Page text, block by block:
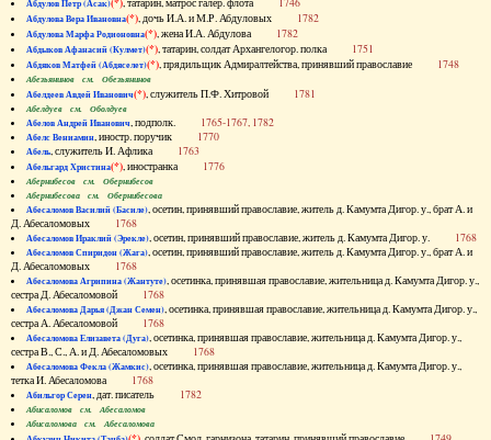
Абдулов Петр (Асак) , татарин, матрос галер. флота 1746
Абдулова Вера Ивановна(*), дочь И.А. и М.Р. Абдуловых 1782
Абдулова Марфа Родионовна(*), жена И.А. Абдулова 1782
Абдыков Афанасий (Кулмет)(*), татарин, солдат Архангелогор. полка 1751
Абдяков Матфей (Абдяселет)(*), прядильщик Адмиралтейства, принявший православие 1748
Абезьянинов см. Обезьянинов
Абелдеев Авдей Иванович(*), служитель П.Ф. Хитровой 1781
Абелдуев см. Оболдуев
Абелов Андрей Иванович, подполк. 1765-1767, 1782
Абелс Вениамин, иностр. поручик 1770
Абель, служитель И. Афлика 1763
Абельгард Христина(*), иностранка 1776
Абернибесов см. Обернибесов
Абернибесова см. Обернибесова
Абесаломов Василий (Басиле), осетин, принявший православие, житель д. Камумта Дигор. у., брат А. и
Д. Абесаломовых 1768
Абесаломов Ираклий (Эрекле), осетин, принявший православие, житель д. Камумта Дигор. у. 1768
Абесаломов Спиридон (Жага), осетин, принявший православие, житель д. Камумта Дигор. у., брат А. и
Д. Абесаломовых 1768
Абесаломова Агрипина (Жантуте), осетинка, принявшая православие, жительница д. Камумта Дигор. у.,
сестра Д. Абесаломовой 1768
Абесаломова Дарья (Джан Семен), осетинка, принявшая православие, жительница д. Камумта Дигор. у.,
сестра А. Абесаломовой 1768
Абесаломова Елизавета (Дуга), осетинка, принявшая православие, жительница д. Камумта Дигор. у.,
сестра В., С., А. и Д. Абесаломовых 1768
Абесаломова Фекла (Жамкис), осетинка, принявшая православие, жительница д. Камумта Дигор. у.,
тетка И. Абесаломова 1768
Абильгор Серен, дат. писатель 1782
Абисаломов см. Абесаломов
Абисаломова см. Абесаломова